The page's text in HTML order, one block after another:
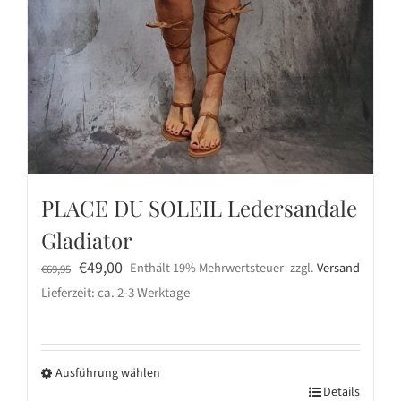
PLACE DU SOLEIL Ledersandale
Gladiator
€69,95 Ursprünglicher
Preis
€69,95
€49,00Aktueller
Preis
€49,00.
Enthält 19% Mehrwertsteuer zzgl.Versand
Lieferzeit: ca. 2-3 Werktage
Ausführung wählen
Details